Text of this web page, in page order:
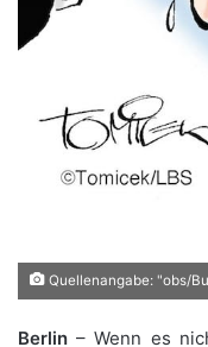
Quellenangabe: "obs/
Berlin – Wenn es